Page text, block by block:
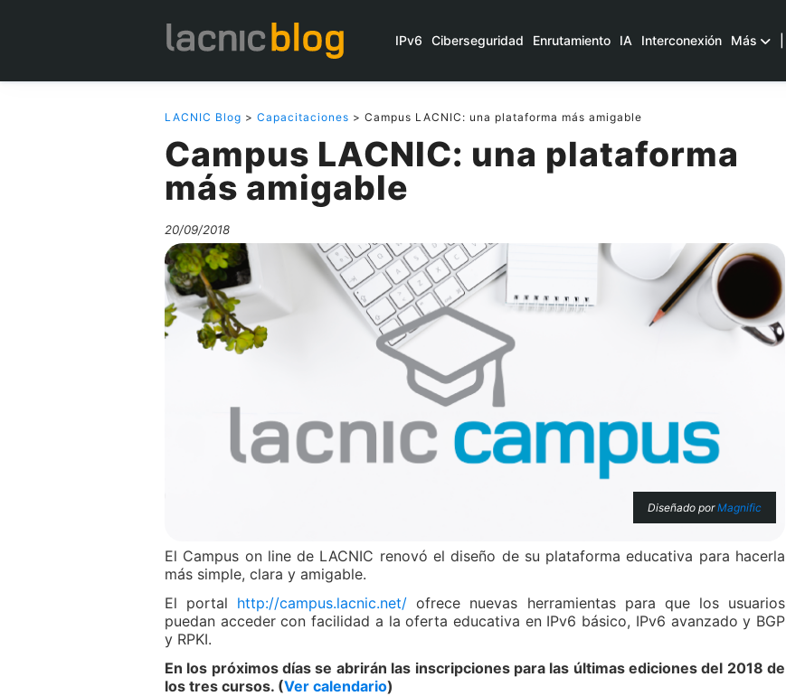
IPv6 Ciberseguridad Enrutamiento IA Interconexión Más
LACNIC Blog > Capacitaciones > Campus LACNIC: una plataforma más amigable
Campus LACNIC: una plataforma
más amigable
20/09/2018
Diseñado porMagnific
El Campus on line de LACNIC renovó el diseño de su plataforma educativa para hacerla
más simple, clara y amigable.
El portal http://campus.lacnic.net/ ofrece nuevas herramientas para que los usuarios
puedan acceder con facilidad a la oferta educativa en IPv6 básico, IPv6 avanzado y BGP
y RPKI.
En los próximos días se abrirán las inscripciones para las últimas ediciones del 2018 de
los tres cursos. (Ver calendario)